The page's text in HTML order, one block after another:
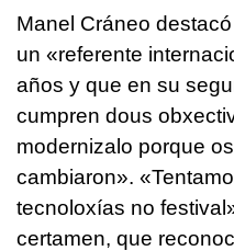
Manel Cráneo
un «referente
años y que en su
cumpren dous
modernizalo porque
cambiaron». «
tecnoloxías no festival
certamen, que